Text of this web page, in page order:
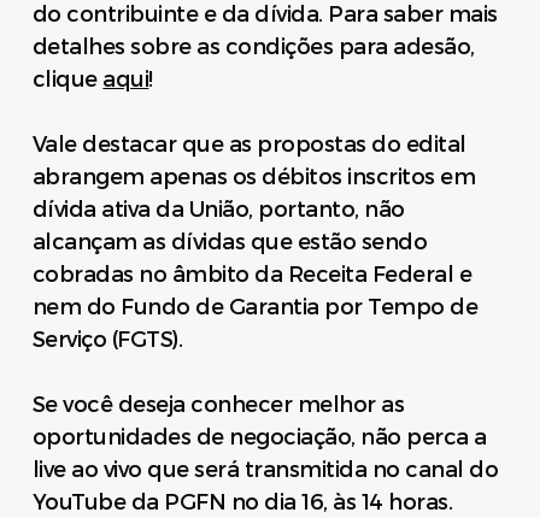
do contribuinte e da dívida. Para saber mais
detalhes sobre as condições para adesão,
clique aqui!
Vale destacar que as propostas do edital
abrangem apenas os débitos inscritos em
dívida ativa da União, portanto, não
alcançam as dívidas que estão sendo
cobradas no âmbito da Receita Federal e
nem do Fundo de Garantia por Tempo de
Serviço (FGTS).
Se você deseja conhecer melhor as
oportunidades de negociação, não perca a
live ao vivo que será transmitida no canal do
YouTube da PGFN no dia 16, às 14 horas.